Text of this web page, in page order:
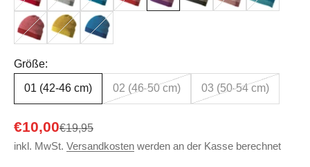
Bordeaux-Rose
Curry-GoldMarine-Lagoon
Größe:
01 (42-46 cm) 02 (46-50 cm) 03 (50-54 cm)
Angebot
€10,00Regulärer Preis
€19,95
inkl. MwSt. Versandkosten werden an der Kasse berechnet